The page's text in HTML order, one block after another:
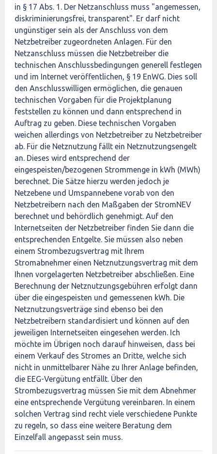
in § 17 Abs. 1. Der Netzanschluss muss "angemessen,
diskriminierungsfrei, transparent". Er darf nicht
ungünstiger sein als der Anschluss von dem
Netzbetreiber zugeordneten Anlagen. Für den
Netzanschluss müssen die Netzbetreiber die
technischen Anschlussbedingungen generell festlegen
und im Internet veröffentlichen, § 19 EnWG. Dies soll
den Anschlusswilligen ermöglichen, die genauen
technischen Vorgaben für die Projektplanung
feststellen zu können und dann entsprechend in
Auftrag zu geben. Diese technischen Vorgaben
weichen allerdings von Netzbetreiber zu Netzbetreiber
ab. Für die Netznutzung fällt ein Netznutzungsengelt
an. Dieses wird entsprechend der
eingespeisten/bezogenen Strommenge in kWh (MWh)
berechnet. Die Sätze hierzu werden jedoch je
Netzebene und Umspannebene vorab von den
Netzbetreibern nach den Maßgaben der StromNEV
berechnet und behördlich genehmigt. Auf den
Internetseiten der Netzbetreiber finden Sie dann die
entsprechenden Entgelte. Sie müssen also neben
einem Strombezugsvertrag mit Ihrem
Stromabnehmer einen Netznutzungsvertrag mit dem
Ihnen vorgelagerten Netzbetreiber abschließen. Eine
Berechnung der Netznutzungsgebühren erfolgt dann
über die eingespeisten und gemessenen kWh. Die
Netznutzungsverträge sind ebenso bei den
Netzbetreibern standardisiert und können auf den
jeweiligen Internetseiten eingesehen werden. Ich
möchte im Übrigen noch darauf hinweisen, dass bei
einem Verkauf des Stromes an Dritte, welche sich
nicht in unmittelbarer Nähe zu Ihrer Anlage befinden,
die EEG-Vergütung entfällt. Über den
Strombezugsvertrag müssen Sie mit dem Abnehmer
eine entsprechende Vergütung vereinbaren. In einem
solchen Vertrag sind recht viele verschiedene Punkte
zu regeln, so dass eine weitere Beratung dem
Einzelfall angepasst sein muss.